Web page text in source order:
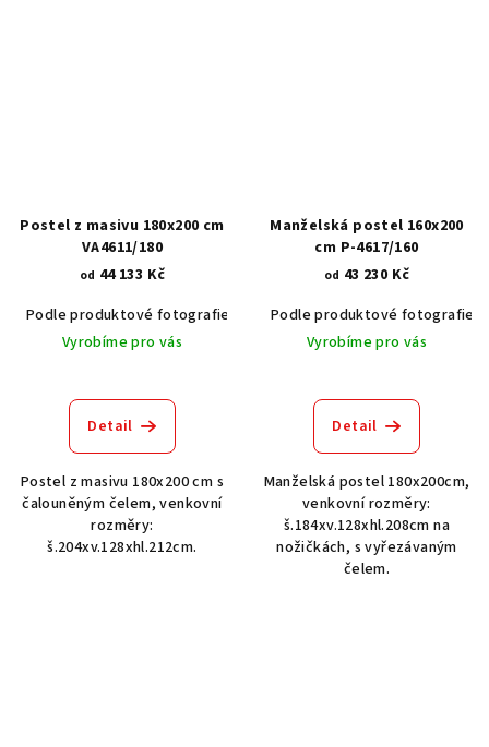
Postel z masivu 180x200 cm
VA4611/180
od 44 133 Kč
Podle produktové fotografie
Bílá Bílá s patinou BT9001-A6
Vyrobíme pro vás
Detail
Postel z masivu 180x200 cm s
čalouněným čelem, venkovní
rozměry:
š.204xv.128xhl.212cm.
Manželská postel 160x200
cm P-4617/160
od 43 230 Kč
Podle produktové fotografie
Vyrobíme pro vás
Detail
Manželská postel 180x200cm,
venkovní rozměry:
š.184xv.128xhl.208cm na
nožičkách, s vyřezávaným
čelem.